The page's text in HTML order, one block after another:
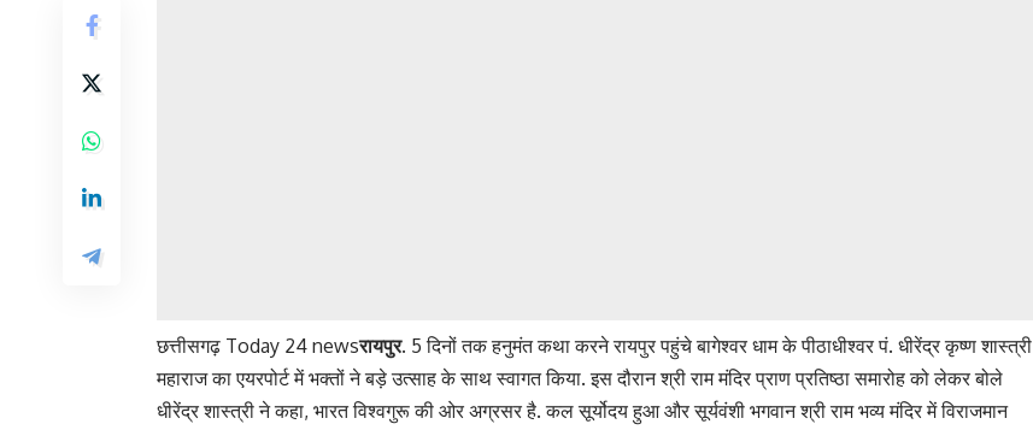
छत्तीसगढ़ Today 24 newsरायपुर. 5 दिनों तक हनुमंत कथा करने रायपुर पहुंचे बागेश्वर धाम के पीठाधीश्वर पं. धीरेंद्र कृष्ण शास्त्री
महाराज का एयरपोर्ट में भक्तों ने बड़े उत्साह के साथ स्वागत किया. इस दौरान श्री राम मंदिर प्राण प्रतिष्ठा समारोह को लेकर बोले
धीरेंद्र शास्त्री ने कहा, भारत विश्वगुरू की ओर अग्रसर है. कल सूर्योदय हुआ और सूर्यवंशी भगवान श्री राम भव्य मंदिर में विराजमान